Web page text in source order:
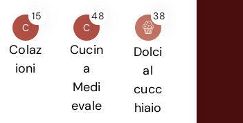
C
15
Colaz
ioni
C
48
Cucin
a
Medi
evale
38
Dolci
al
cucc
hiaio